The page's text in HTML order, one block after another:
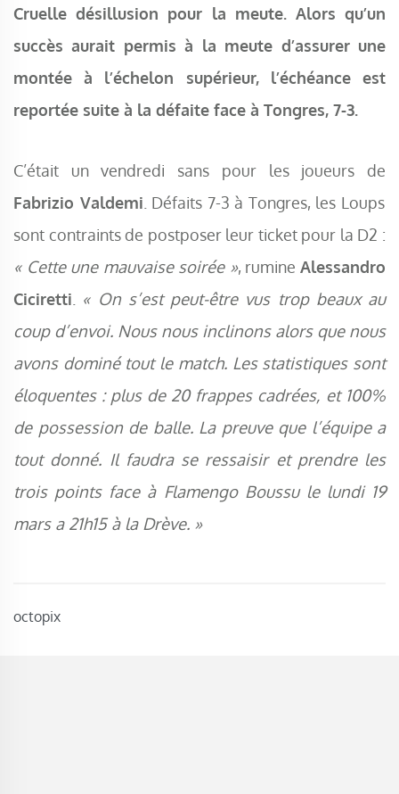
octopix
Cruelle désillusion pour la meute. Alors qu’un
succès aurait permis à la meute d’assurer une
montée à l’échelon supérieur, l’échéance est
reportée suite à la défaite face à Tongres, 7-3.
C’était un vendredi sans pour les joueurs de
Fabrizio Valdemi . Défaits 7-3 à Tongres, les Loups
sont contraints de postposer leur ticket pour la D2 :
« Cette une mauvaise soirée », rumineAlessandro
Ciciretti
« On s’est peut-être vus trop beaux au
coup d’envoi. Nous nous inclinons alors que nous
avons dominé tout le match. Les statistiques sont
éloquentes : plus de 20 frappes cadrées, et 100%
de possession de balle. La preuve que l’équipe a
tout donné. Il faudra se ressaisir et prendre les
trois points face à Flamengo Boussu le lundi 19
mars a 21h15 à la Drève. »